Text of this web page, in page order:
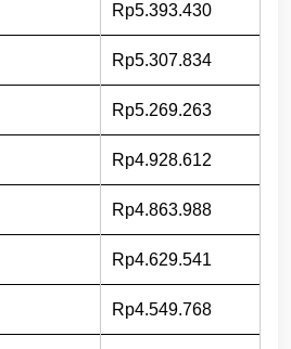
Rp5.393.430
Rp5.307.834
Rp5.269.263
Rp4.928.612
Rp4.863.988
Rp4.629.541
Rp4.549.768